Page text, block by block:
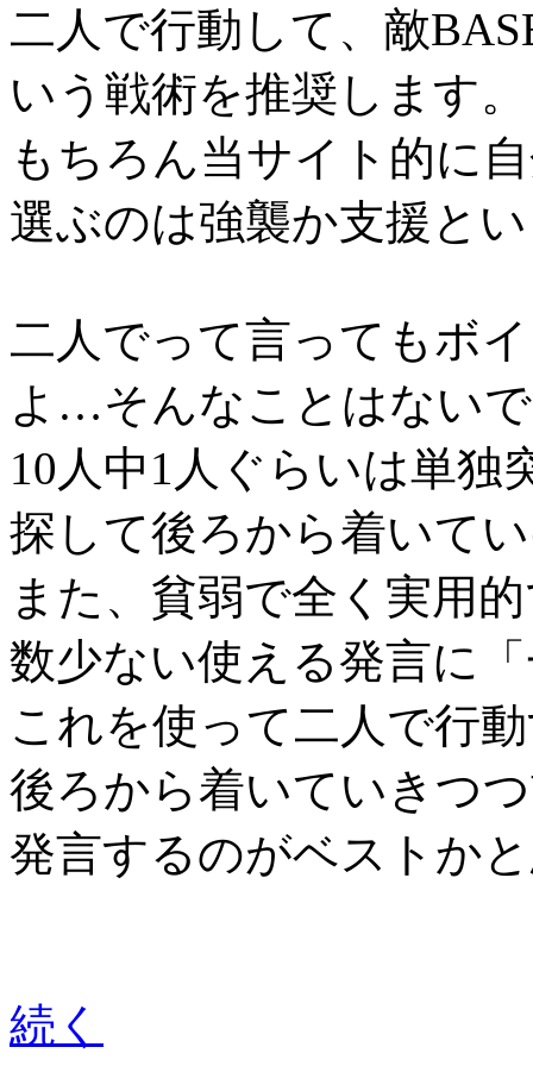
二人で行動して、敵
いう戦術を推奨します。
もちろん当サイト的に
選ぶのは強襲か支援と
二人でって言ってもボ
よ…そんなことはない
10人中1人ぐらいは単独
探して後ろから着いて
また、貧弱で全く実用
数少ない使える発言に
これを使って二人で行
後ろから着いていきつ
発言するのがベストか
続く